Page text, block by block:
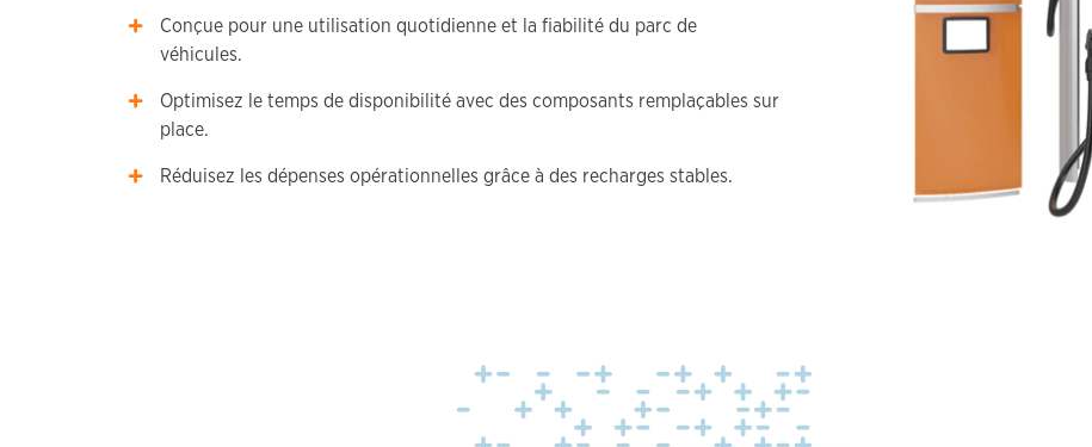
Conçue pour une utilisation quotidienne et la fiabilité du parc de
véhicules.
Optimisez le temps de disponibilité avec des composants remplaçables sur
place.
Réduisez les dépenses opérationnelles grâce à des recharges stables.